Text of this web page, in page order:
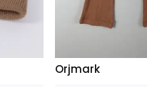
Orjmark